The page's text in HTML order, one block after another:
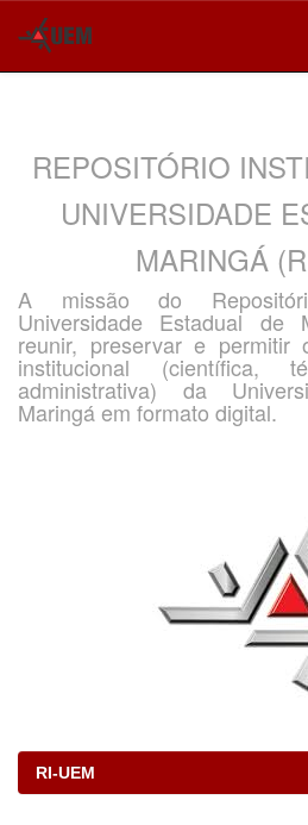
REPOSITÓRIO
UNIVERSIDADE
MARINGÁ
A missão do
Universidade Estadual de
reunir, preservar e permitir
institucional (científica,
administrativa) da
Maringá em formato digital.
RI-UEM